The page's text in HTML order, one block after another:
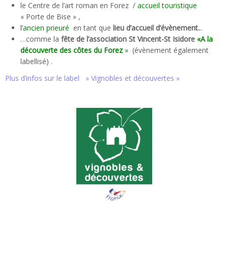
le Centre de l’art roman en Forez / accueil touristique
« Porte de Bise » ,
l’ancien prieuré en tant que lieu d’accueil d’évènement...
…comme la fête de l’association St Vincent-St Isidore «A la
découverte des côtes du Forez» (évènement également
labellisé) .
Plus d’infos sur le label » Vignobles et découvertes »